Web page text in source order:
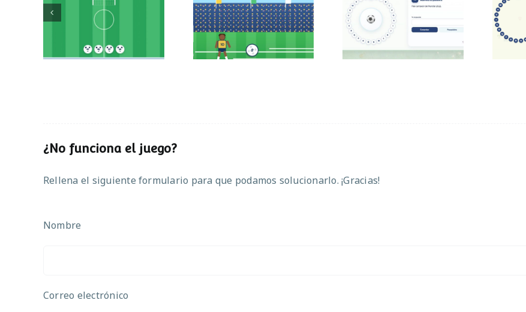
Mundial de
operaciones
Partido de sumas
Pasapalabra del
Mundial
¿No funciona el juego?
Rellena el siguiente formulario para que podamos solucionarlo. ¡Gracias!
Nombre
Correo electrónico